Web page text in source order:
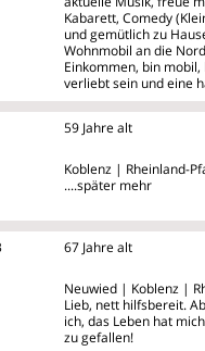
Kabarett, Comedy
und gemütlich zu
Wohnmobil an die
Einkommen, bin
verliebt sein und eine
59 Jahre alt
Koblenz | Rheinland-
....später mehr
67 Jahre alt
Neuwied | Koblenz |
Lieb, nett hilfsbereit.
ich, das Leben hat
zu gefallen!